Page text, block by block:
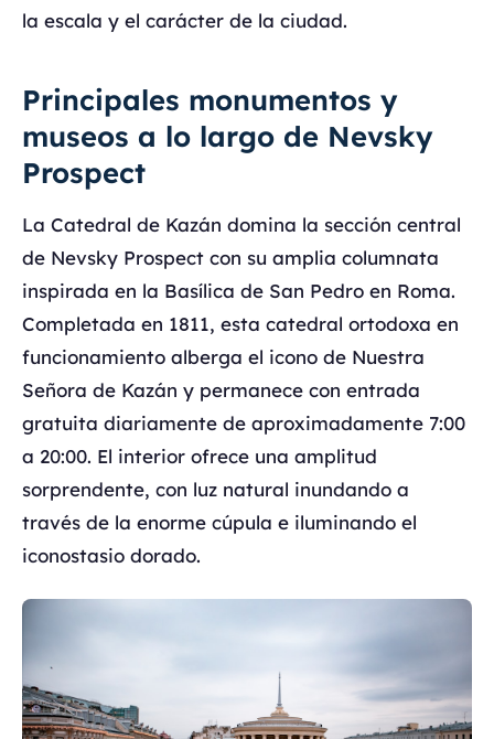
la escala y el carácter de la ciudad.
Principales monumentos y
museos a lo largo de Nevsky
Prospect
La Catedral de Kazán domina la sección central
de Nevsky Prospect con su amplia columnata
inspirada en la Basílica de San Pedro en Roma.
Completada en 1811, esta catedral ortodoxa en
funcionamiento alberga el icono de Nuestra
Señora de Kazán y permanece con entrada
gratuita diariamente de aproximadamente 7:00
a 20:00. El interior ofrece una amplitud
sorprendente, con luz natural inundando a
través de la enorme cúpula e iluminando el
iconostasio dorado.